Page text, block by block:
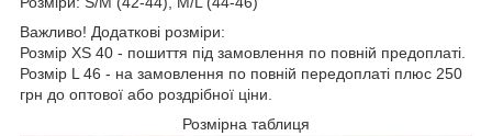
Важливо! Додаткові розміри:
Розмір XS 40 - пошиття під замовлення по повній предоплаті.
Розмір L 46 - на замовлення по повній передоплаті плюс 250
грн до оптової або роздрібної ціни.
Розмірна таблиця